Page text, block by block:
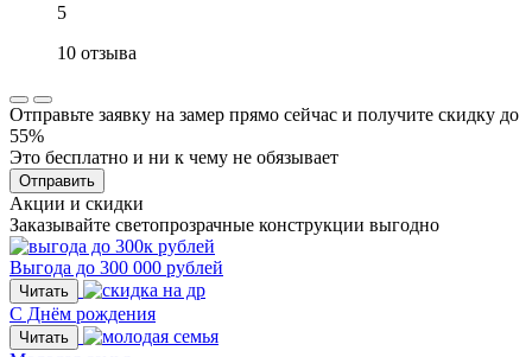
5
10 отзыва
Отправьте заявку на замер прямо сейчас и получите скидку до
55%
Это бесплатно и ни к чему не обязывает
Отправить
Акции и скидки
Заказывайте светопрозрачные конструкции выгодно
Выгода до 300 000 рублей
Читать
С Днём рождения
Читать